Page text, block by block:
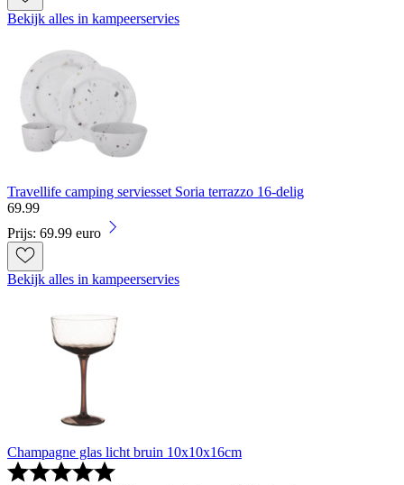
Bekijk alles in kampeerservies
Travellife camping serviesset Soria terrazzo 16-delig
69.99
Prijs: 69.99 euro
Bekijk alles in kampeerservies
Champagne glas licht bruin 10x10x16cm